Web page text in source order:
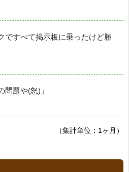
ですべて掲示板に乗ったけど勝
題や(怒)」
（集計単位：1ヶ月）